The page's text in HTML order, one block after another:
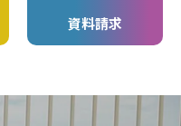
資料請求